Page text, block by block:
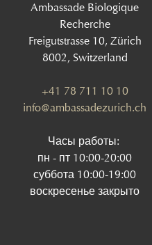
Ambassade Biologique
Recherche
Freigutstrasse 10, Zürich
8002, Switzerland
+41 78 711 10 10
info@ambassadezurich.ch
Часы работы:
пн - пт 10:00-20:00
суббота 10:00-19:00
воскресенье закрыто